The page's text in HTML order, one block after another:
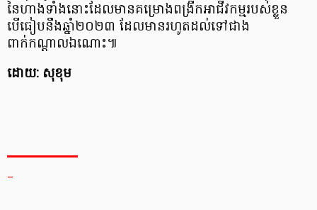
នៃហាងទាំងនោះដែលមានគម្រោងពង្រីកអាជីវកម្មរបស់ខ្លួន
បើធៀបនឹងឆ្នាំ២០២៣ ដែលមានរហូតដល់ទៅជាង
ពាក់កណ្ដាលឯណោះ៕
ដោយ: សុខុម
_